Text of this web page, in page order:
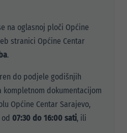
na oglasnoj ploči Općine
stranici Općine Centar
.
do podjele godišnjih
kompletnom dokumentacijom
Općine Centar Sarajevo,
07:30 do 16:00 sati, ili